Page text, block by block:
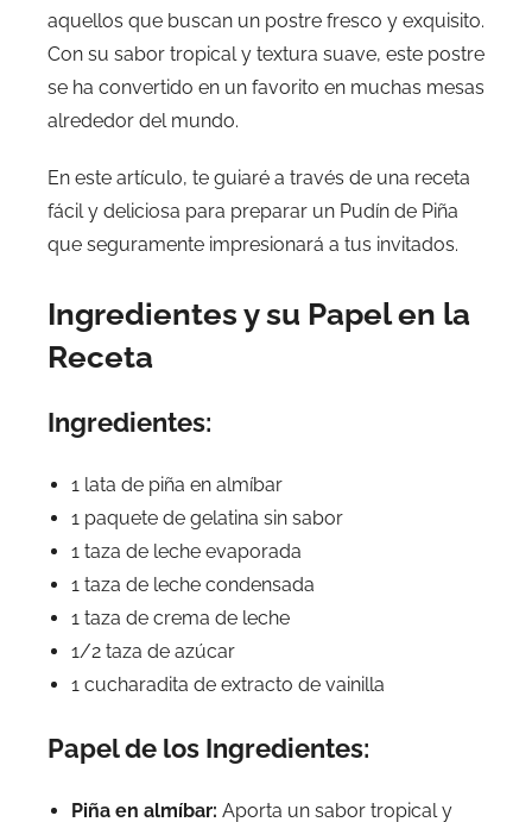
aquellos que buscan un postre fresco y exquisito.
Con su sabor tropical y textura suave, este postre
se ha convertido en un favorito en muchas mesas
alrededor del mundo.
En este artículo, te guiaré a través de una receta
fácil y deliciosa para preparar un Pudín de Piña
que seguramente impresionará a tus invitados.
Ingredientes y su Papel en la
Receta
Ingredientes:
1 lata de piña en almíbar
1 paquete de gelatina sin sabor
1 taza de leche evaporada
1 taza de leche condensada
1 taza de crema de leche
1/2 taza de azúcar
1 cucharadita de extracto de vainilla
Papel de los Ingredientes:
Piña en almíbar: Aporta un sabor tropical y